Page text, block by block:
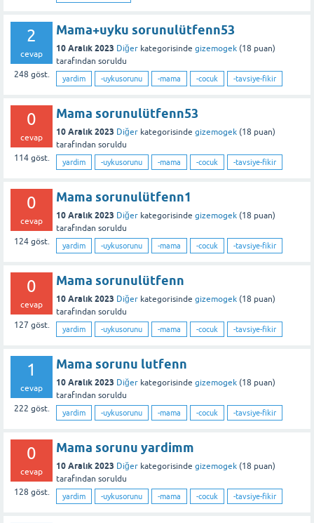
2
cevap
248 göst.
Mama+uyku sorunulütfenn53
10 Aralık 2023 Diğer kategorisinde gizemogek (18 puan)
tarafından soruldu
yardim -uykusorunu -mama -cocuk -tavsiye-fikir
0
cevap
114göst.
Mama sorunulütfenn53
10 Aralık 2023 Diğer kategorisinde gizemogek (18 puan)
tarafından soruldu
yardim -uykusorunu -mama -cocuk -tavsiye-fikir
0
cevap
124göst.
Mama sorunulütfenn1
10 Aralık 2023 Diğer kategorisinde gizemogek (18 puan)
tarafından soruldu
yardim -uykusorunu -mama -cocuk -tavsiye-fikir
0
cevap
127 göst.
Mama sorunulütfenn
10 Aralık 2023 Diğer kategorisinde gizemogek (18 puan)
tarafından soruldu
yardim -uykusorunu -mama -cocuk -tavsiye-fikir
1
cevap
222 göst.
Mama sorunu lutfenn
10 Aralık 2023 Diğer kategorisinde gizemogek (18 puan)
tarafından soruldu
yardim -uykusorunu -mama -cocuk -tavsiye-fikir
0
cevap
128 göst.
Mama sorunu yardimm
10 Aralık 2023 Diğer kategorisinde gizemogek (18 puan)
tarafından soruldu
yardim -uykusorunu -mama -cocuk -tavsiye-fikir